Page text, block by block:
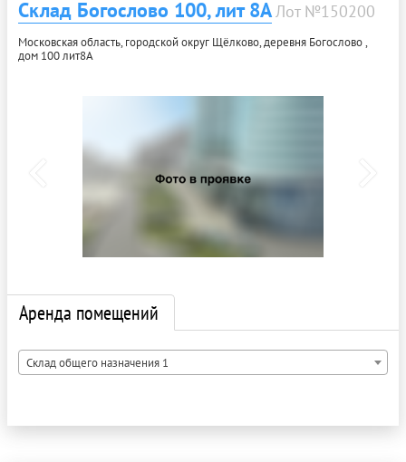
Склад Богослово 100, лит 8АЛот №150200
Московская область, городской округ Щёлково, деревня Богослово ,
дом 100 лит8А
Аренда помещений
Склад общего назначения 1